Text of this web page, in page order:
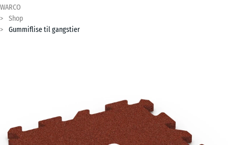
WARCO
Shop
Gummiflise til gangstier